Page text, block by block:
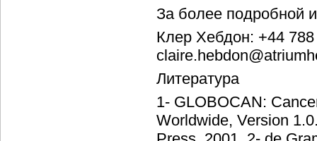
За более подробной
Клер Хебдон: +44
Литература
1- GLOBOCAN:
Worldwide, Version